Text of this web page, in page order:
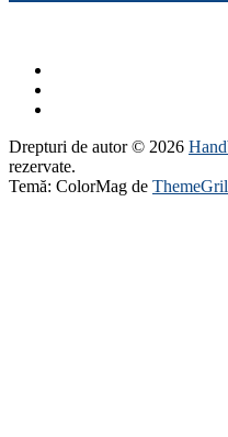
Drepturi de autor © 2026
rezervate.
Temă: ColorMag de